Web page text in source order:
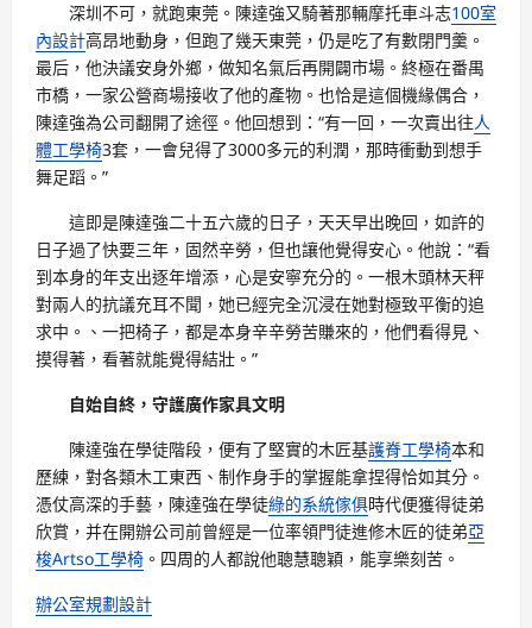
深圳不可，就跑東莞。陳達強又騎著那輛摩托車斗志100室
內設計高昂地動身，但跑了幾天東莞，仍是吃了有數閉門羹。
最后，他決議安身外鄉，做知名氣后再開闢市場。終極在番禺
市橋，一家公營商場接收了他的產物。也恰是這個機緣偶合，
陳達強為公司翻開了途徑。他回想到：“有一回，一次賣出往人
體工學椅3套，一會兒得了3000多元的利潤，那時衝動到想手
舞足蹈。”
這即是陳達強二十五六歲的日子，天天早出晚回，如許的
日子過了快要三年，固然辛勞，但也讓他覺得安心。他說：“看
到本身的年支出逐年增添，心是安寧充分的。一根木頭林天秤
對兩人的抗議充耳不聞，她已經完全沉浸在她對極致平衡的追
求中。、一把椅子，都是本身辛辛勞苦賺來的，他們看得見、
摸得著，看著就能覺得結壯。”
自始自終，守護廣作家具文明
陳達強在學徒階段，便有了堅實的木匠基護脊工學椅本和
歷練，對各類木工東西、制作身手的掌握能拿捏得恰如其分。
憑仗高深的手藝，陳達強在學徒綠的系統傢俱時代便獲得徒弟
欣賞，并在開辦公司前曾經是一位率領門徒進修木匠的徒弟亞
梭Artso工學椅 。四周的人都說他聰慧聰穎，能享樂刻苦。
辦公室規劃設計